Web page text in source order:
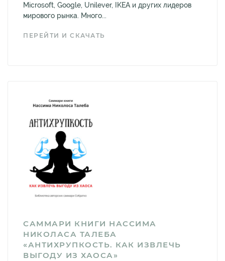
Microsoft, Google, Unilever, IKEA и других лидеров
мирового рынка. Много...
ПЕРЕЙТИ И СКАЧАТЬ
САММАРИ КНИГИ НАССИМА
НИКОЛАСА ТАЛЕБА
«АНТИХРУПКОСТЬ. КАК ИЗВЛЕЧЬ
ВЫГОДУ ИЗ ХАОСА»